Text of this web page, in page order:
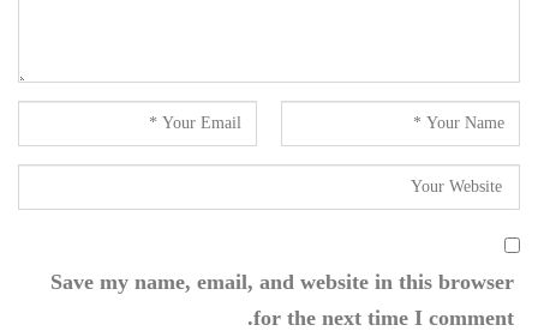
Save my name, email, and website in this browser
for the next time I comment.